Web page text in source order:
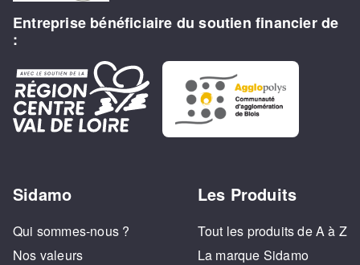
Entreprise bénéficiaire du soutien financier de
:
Sidamo
Qui sommes-nous ?
Nos valeurs
Les Produits
Tout les produits de A à Z
La marque Sidamo